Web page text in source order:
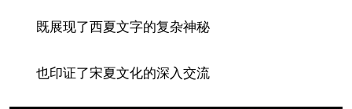
既展现了西夏文字的复杂神秘
也印证了宋夏文化的深入交流